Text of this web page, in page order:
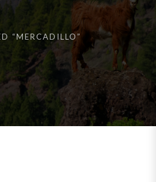
“MERCADILLO”